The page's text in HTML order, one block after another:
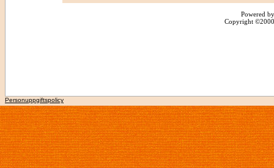
Powered
Copyright
Personuppgiftspolicy